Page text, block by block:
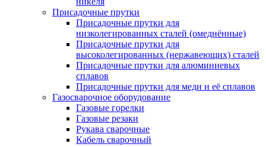
Присадочные прутки
Присадочные прутки для
низколегированных сталей (омеднённые)
Присадочные прутки для
высоколегированных (нержавеющих) сталей
Присадочные прутки для алюминиевых
сплавов
Присадочные прутки для меди и её сплавов
Газосварочное оборудование
Газовые горелки
Газовые резаки
Рукава сварочные
Кабель сварочный